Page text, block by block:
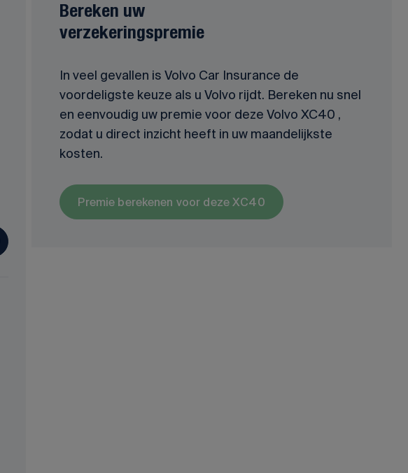
Bereken uw
verzekeringspremie
In veel gevallen is Volvo Car Insurance de
voordeligste keuze als u Volvo rijdt. Bereken nu snel
en eenvoudig uw premie voor deze Volvo XC40 ,
zodat u direct inzicht heeft in uw maandelijkste
kosten.
Premie berekenen voor deze XC40